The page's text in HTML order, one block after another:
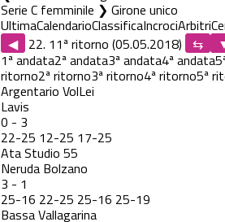
Serie C femminile ❯ Girone unico
UltimaCalendarioClassificaIncrociArbitri
◀ 22. 11ª ritorno (05.05.2018)
1ª andata2ª andata3ª andata4ª andata
ritorno2ª ritorno3ª ritorno4ª ritorno5ª
Argentario VolLei
Lavis
0 - 3
22-25 12-25 17-25
Ata Studio 55
Neruda Bolzano
3 - 1
25-16 22-25 25-16 25-19
Bassa Vallagarina